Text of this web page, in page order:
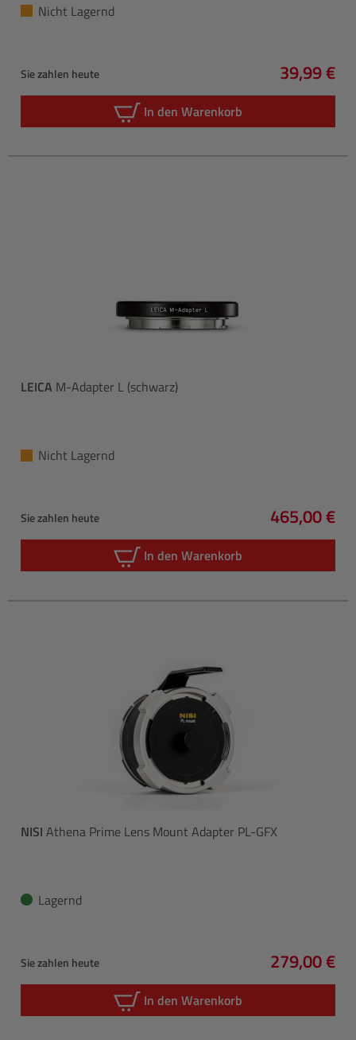
Nicht Lagernd
Sie zahlen heute 39,99 €
In den Warenkorb
LEICA M-Adapter L (schwarz)
Nicht Lagernd
Sie zahlen heute
Regulärer
465,00 €
In den Warenkorb
NISI Athena Prime Lens Mount Adapter PL-GFX
Lagernd
Sie zahlen heute
Regulärer
279,00 €
In den Warenkorb